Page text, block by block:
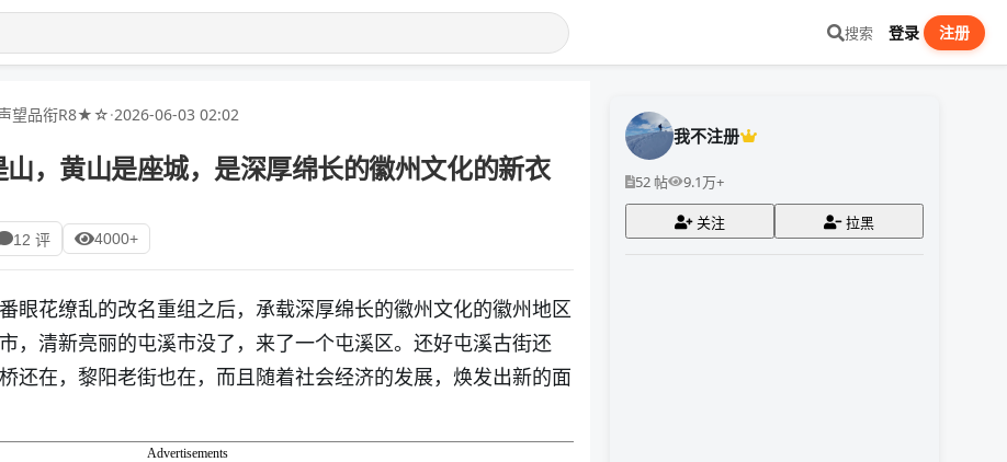
搜索 登录 注册
望品衔R8★☆·2026-06-03 02:02
山，黄山是座城，是深厚绵长的徽州文化的新衣
12 评 4000+
眼花缭乱的改名重组之后，承载深厚绵长的徽州文化的徽州地区
，清新亮丽的屯溪市没了，来了一个屯溪区。还好屯溪古街还
还在，黎阳老街也在，而且随着社会经济的发展，焕发出新的面
Advertisements
我不注册
52 帖 9.1万+
关注 拉黑